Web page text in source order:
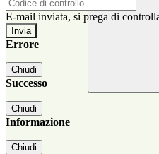
E-mail inviata, si prega di
Errore
Chiudi
Successo
Chiudi
Informazione
Chiudi